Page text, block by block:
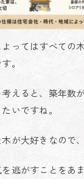
ってはすべての
。
えると、築年数
いですね。
が大好きなので
逃がすことをあ